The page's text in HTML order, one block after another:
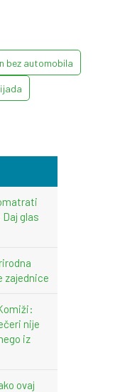
bez automobila
glas
zajednice
nije
iz
ovaj